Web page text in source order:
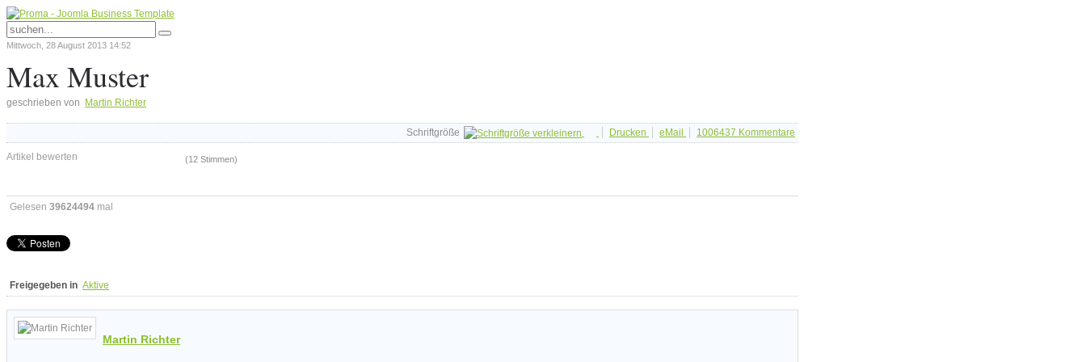
Mittwoch, 28 August 2013 14:52
Max Muster
geschrieben von Martin Richter
Schriftgröße Drucken eMail 1006437 Kommentare
Artikel bewerten (12 Stimmen)
Gelesen 39624494 mal
Freigegeben in Aktive
Martin Richter